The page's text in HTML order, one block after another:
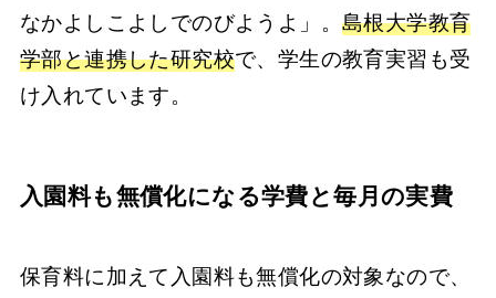
なかよしこよしでのびようよ」。 島根大学教育
学部と連携した研究校で、学生の教育実習も受
け入れています。
入園料も無償化になる学費と毎月の実費
保育料に加えて入園料も無償化の対象なので、